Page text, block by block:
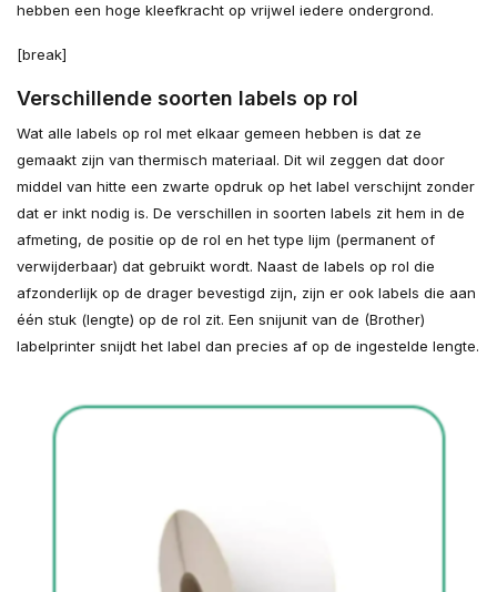
hebben een hoge kleefkracht op vrijwel iedere ondergrond.
[break]
Verschillende soorten labels op rol
Wat alle labels op rol met elkaar gemeen hebben is dat ze
gemaakt zijn van thermisch materiaal. Dit wil zeggen dat door
middel van hitte een zwarte opdruk op het label verschijnt zonder
dat er inkt nodig is. De verschillen in soorten labels zit hem in de
afmeting, de positie op de rol en het type lijm (permanent of
verwijderbaar) dat gebruikt wordt. Naast de labels op rol die
afzonderlijk op de drager bevestigd zijn, zijn er ook labels die aan
één stuk (lengte) op de rol zit. Een snijunit van de (Brother)
labelprinter snijdt het label dan precies af op de ingestelde lengte.